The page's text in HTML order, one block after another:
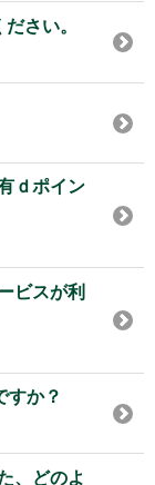
さい。
ｄポイン
ビスが利
すか？
、どのよ